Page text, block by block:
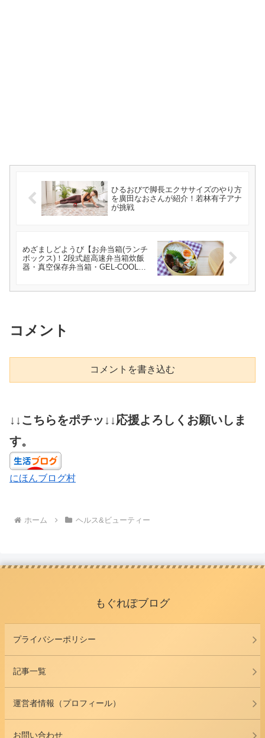
ひるおびで脚長エクササイズのやり方
を廣田なおさんが紹介！若林有子アナ
が挑戦
めざましどようび【お弁当箱(ランチ
ボックス)！2段式超高速弁当箱炊飯
器・真空保存弁当箱・GEL-COOL
コメント
コメントを書き込む
↓↓こちらをポチッ↓↓応援よろしくお願いしま
す。
にほんブログ村
ホーム ヘルス&ビューティー
もぐれぽブログ
プライバシーポリシー
記事一覧
運営者情報（プロフィール）
お問い合わせ